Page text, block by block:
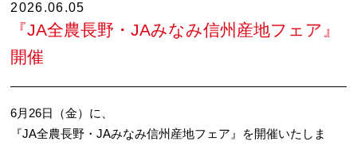
2026.06.05
『JA全農長野・JAみなみ信州産地フェア』
開催
6月26日（金）に、
『JA全農長野・JAみなみ信州産地フェア』を開催いたしま